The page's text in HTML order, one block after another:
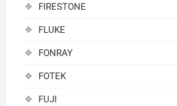
FIRESTONE
FLUKE
FONRAY
FOTEK
FUJI